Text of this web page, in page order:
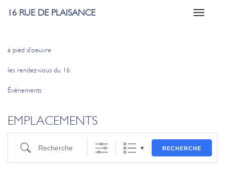
Toggle
16 RUE DE PLAISANCE
à pied d’oeuvre
les rendez-vous du 16
Événements
EMPLACEMENTS
Recherche
RECHERCHE